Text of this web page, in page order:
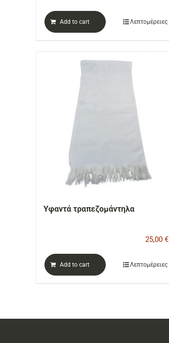
Add to cart Λεπτομέρειες
Υφαντά τραπεζομάντηλα
25,00 €
Add to cart Λεπτομέρειες